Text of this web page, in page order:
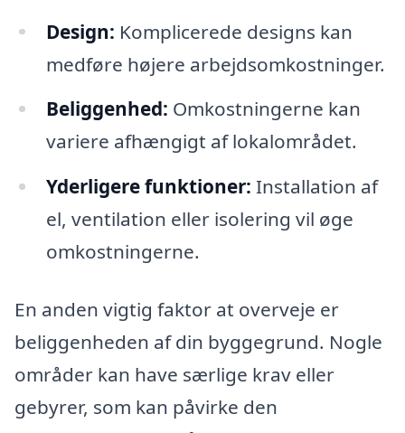
Design: Komplicerede designs kan
medføre højere arbejdsomkostninger.
Beliggenhed: Omkostningerne kan
variere afhængigt af lokalområdet.
Yderligere funktioner: Installation af
el, ventilation eller isolering vil øge
omkostningerne.
En anden vigtig faktor at overveje er
beliggenheden af din byggegrund. Nogle
områder kan have særlige krav eller
gebyrer, som kan påvirke den